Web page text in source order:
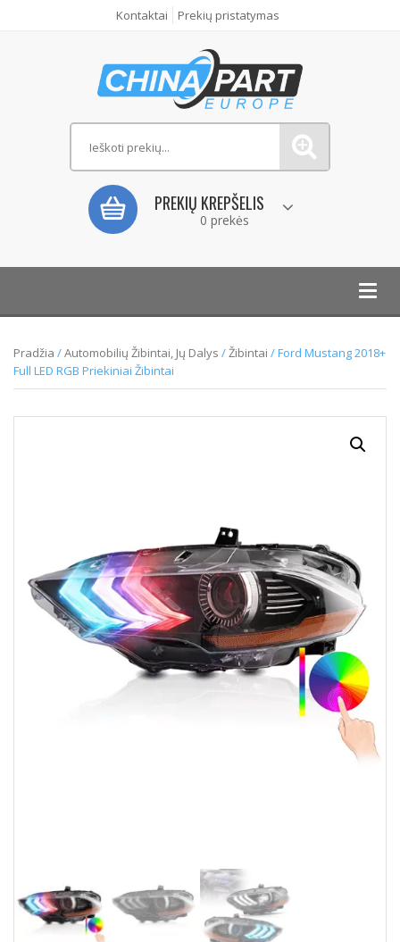
Kontaktai Prekių pristatymas
PREKIŲ KREPŠELIS
0 prekės
Pradžia /Automobilių Žibintai, Jų Dalys /Žibintai / Ford Mustang 2018+
Full LED RGB Priekiniai Žibintai